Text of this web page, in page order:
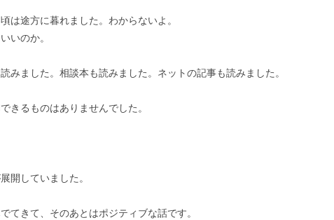
は途方に暮れました。わからないよ。
いのか。
みました。相談本も読みました。ネットの記事も読みました。
きるものはありませんでした。
開していました。
てきて、そのあとはポジティブな話です。